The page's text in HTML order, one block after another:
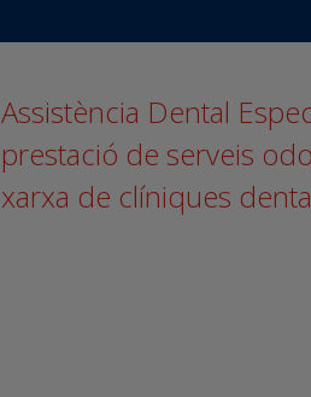
Assistència Dental
prestació de serveis
xarxa de clíniques